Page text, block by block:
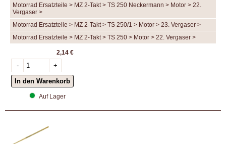
Motorrad Ersatzteile > MZ 2-Takt > TS 250 Neckermann > Motor > 22.
Vergaser >
Motorrad Ersatzteile > MZ 2-Takt > TS 250/1 > Motor > 23. Vergaser >
Motorrad Ersatzteile > MZ 2-Takt > TS 250 > Motor > 22. Vergaser >
2,14 €
Auf Lager